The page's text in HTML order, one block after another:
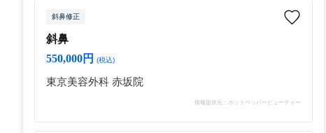
斜鼻修正
斜鼻
550,000円
(税込)
東京美容外科 赤坂院
情報提供元：ホットペッパービューティー